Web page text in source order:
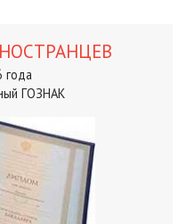
года
ГОЗНАК